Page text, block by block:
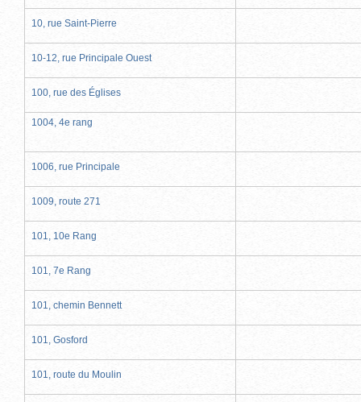
10, rue Saint-Pierre
10-12, rue Principale Ouest
100, rue des Églises
1004, 4e rang
1006, rue Principale
1009, route 271
101, 10e Rang
101, 7e Rang
101, chemin Bennett
101, Gosford
101, route du Moulin